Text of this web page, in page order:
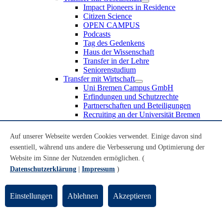
Impact Pioneers in Residence
Citizen Science
OPEN CAMPUS
Podcasts
Tag des Gedenkens
Haus der Wissenschaft
Transfer in der Lehre
Seniorenstudium
Transfer mit Wirtschaft
Uni Bremen Campus GmbH
Erfindungen und Schutzrechte
Partnerschaften und Beteiligungen
Recruiting an der Universität Bremen
Weiterbildung an der Universität Bremen
Transfer mit Schule
Schülerinnen und Schüler
MINT-Schnupperstudium
Schulklassen
Lehrkräfte
UniTransfer - Servicestelle für Transferaktivitäten
Transfermagazin der Universität Bremen
Auf unserer Webseite werden Cookies verwendet. Einige davon sind
essentiell, während uns andere die Verbesserung und Optimierung der
Website im Sinne der Nutzenden ermöglichen. (
Datenschutzerklärung
Impressum )
Einstellungen Ablehnen Akzeptieren